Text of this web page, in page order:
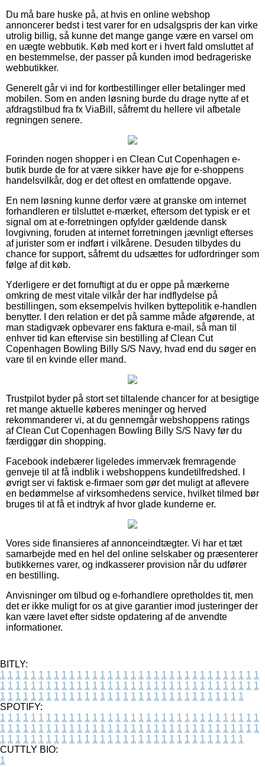
Du må bare huske på, at hvis en online webshop
annoncerer bedst i test varer for en udsalgspris der kan virke
utrolig billig, så kunne det mange gange være en varsel om
en uægte webbutik. Køb med kort er i hvert fald omsluttet af
en bestemmelse, der passer på kunden imod bedrageriske
webbutikker.
Generelt går vi ind for kortbestillinger eller betalinger med
mobilen. Som en anden løsning burde du drage nytte af et
afdragstilbud fra fx ViaBill, såfremt du hellere vil afbetale
regningen senere.
Forinden nogen shopper i en Clean Cut Copenhagen e-
butik burde de for at være sikker have øje for e-shoppens
handelsvilkår, dog er det oftest en omfattende opgave.
En nem løsning kunne derfor være at granske om internet
forhandleren er tilsluttet e-mærket, eftersom det typisk er et
signal om at e-forretningen opfylder gældende dansk
lovgivning, foruden at internet forretningen jævnligt efterses
af jurister som er indført i vilkårene. Desuden tilbydes du
chance for support, såfremt du udsættes for udfordringer som
følge af dit køb.
Yderligere er det fornuftigt at du er oppe på mærkerne
omkring de mest vitale vilkår der har indflydelse på
bestillingen, som eksempelvis hvilken byttepolitik e-handlen
benytter. I den relation er det på samme måde afgørende, at
man stadigvæk opbevarer ens faktura e-mail, så man til
enhver tid kan eftervise sin bestilling af Clean Cut
Copenhagen Bowling Billy S/S Navy, hvad end du søger en
vare til en kvinde eller mand.
Trustpilot byder på stort set tiltalende chancer for at besigtige
ret mange aktuelle køberes meninger og herved
rekommanderer vi, at du gennemgår webshoppens ratings
af Clean Cut Copenhagen Bowling Billy S/S Navy før du
færdiggør din shopping.
Facebook indebærer ligeledes immervæk fremragende
genveje til at få indblik i webshoppens kundetilfredshed. I
øvrigt ser vi faktisk e-firmaer som gør det muligt at aflevere
en bedømmelse af virksomhedens service, hvilket tilmed bør
bruges til at få et indtryk af hvor glade kunderne er.
Vores side finansieres af annonceindtægter. Vi har et tæt
samarbejde med en hel del online selskaber og præsenterer
butikkernes varer, og indkasserer provision når du udfører
en bestilling.
Anvisninger om tilbud og e-forhandlere opretholdes tit, men
det er ikke muligt for os at give garantier imod justeringer der
kan være lavet efter sidste opdatering af de anvendte
informationer.
BITLY:
1 1 1 1 1 1 1 1 1 1 1 1 1 1 1 1 1 1 1 1 1 1 1 1 1 1 1 1 1 1 1 1 1 1
1 1 1 1 1 1 1 1 1 1 1 1 1 1 1 1 1 1 1 1 1 1 1 1 1 1 1 1 1 1 1 1 1 1
1 1 1 1 1 1 1 1 1 1 1 1 1 1 1 1 1 1 1 1 1 1 1 1 1 1 1 1 1 1 1 1
SPOTIFY:
1 1 1 1 1 1 1 1 1 1 1 1 1 1 1 1 1 1 1 1 1 1 1 1 1 1 1 1 1 1 1 1 1 1
1 1 1 1 1 1 1 1 1 1 1 1 1 1 1 1 1 1 1 1 1 1 1 1 1 1 1 1 1 1 1 1 1 1
1 1 1 1 1 1 1 1 1 1 1 1 1 1 1 1 1 1 1 1 1 1 1 1 1 1 1 1 1 1 1 1
CUTTLY BIO:
1